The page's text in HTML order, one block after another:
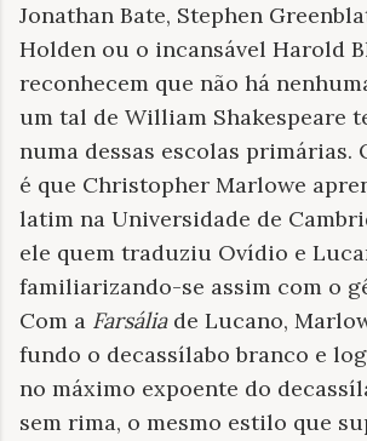
Jonathan Bate, Stephen
Holden ou o incansável Harold
reconhecem que não há
um tal de William Shakespeare
numa dessas escolas primárias.
é que Christopher Marlowe
latim na Universidade de
ele quem traduziu Ovídio e
familiarizando-se assim com o
Com a Farsáliade Lucano,
fundo o decassílabo branco e
no máximo expoente do
sem rima, o mesmo estilo que